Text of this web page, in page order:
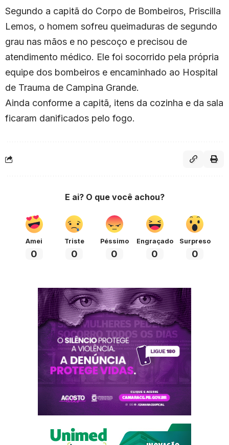
Segundo a capitã do Corpo de Bombeiros, Priscilla
Lemos, o homem sofreu queimaduras de segundo
grau nas mãos e no pescoço e precisou de
atendimento médico. Ele foi socorrido pela própria
equipe dos bombeiros e encaminhado ao Hospital
de Trauma de Campina Grande.
Ainda conforme a capitã, itens da cozinha e da sala
ficaram danificados pelo fogo.
E ai? O que você achou?
Amei
0
Triste
0
Péssimo
0
Engraçado
0
Surpreso
0